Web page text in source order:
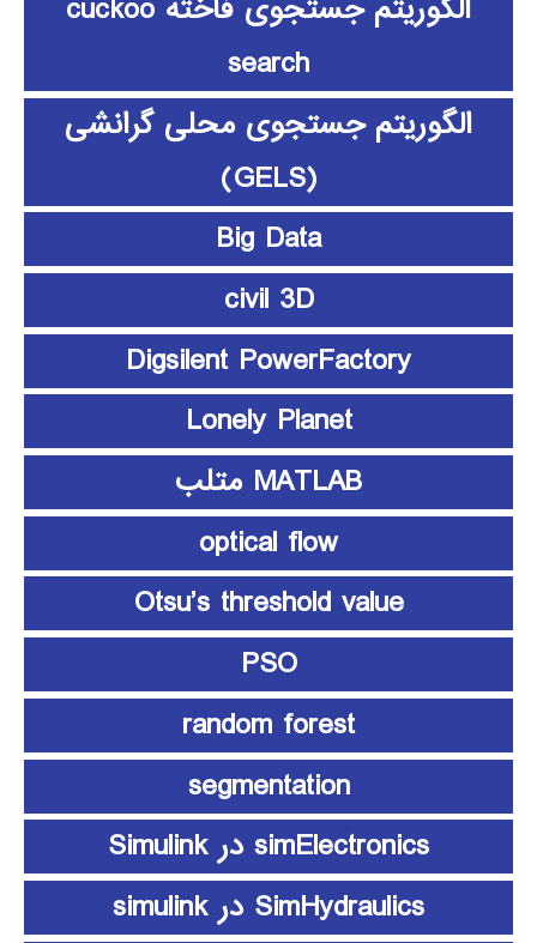
الگوریتم جستجوی فاخته cuckoo
search
الگوریتم جستجوی محلی گرانشی
(GELS)
Big Data
civil 3D
Digsilent PowerFactory
Lonely Planet
MATLAB متلب
optical flow
Otsu’s threshold value
PSO
random forest
segmentation
simElectronics در Simulink
SimHydraulics در simulink